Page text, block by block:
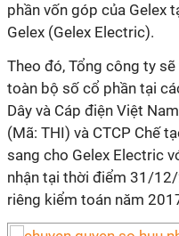
phần vốn góp của Gelex
Gelex (Gelex Electric).
Theo đó, Tổng công ty
toàn bộ số cổ phần tại
Dây và Cáp điện Việt
(Mã: THI) và CTCP Chế
sang cho Gelex Electric
nhận tại thời điểm 31/
riêng kiểm toán năm